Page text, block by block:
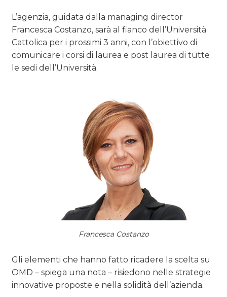
CASE HISTORY
OPINIONI
L’agenzia, guidata dalla managing director
Francesca Costanzo, sarà al fianco dell’Università
Cattolica per i prossimi 3 anni, con l’obiettivo di
comunicare i corsi di laurea e post laurea di tutte
le sedi dell’Università.
Francesca Costanzo
Gli elementi che hanno fatto ricadere la scelta su
OMD – spiega una nota – risiedono nelle strategie
innovative proposte e nella solidità dell’azienda.